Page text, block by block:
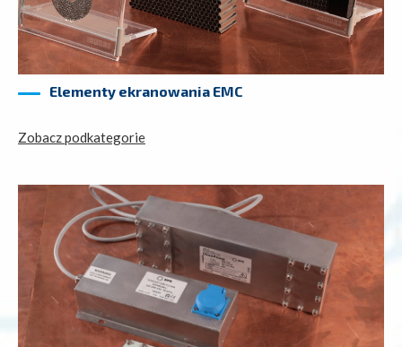
Elementy ekranowania EMC
Zobacz podkategorie